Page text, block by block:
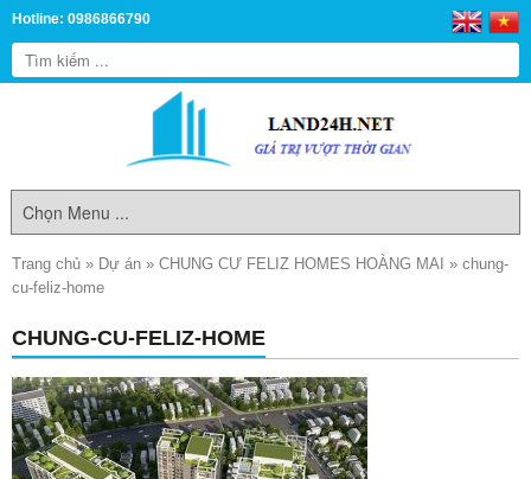
Hotline: 0986866790
Trang chủ » Dự án » CHUNG CƯ FELIZ HOMES HOÀNG MAI » chung-
cu-feliz-home
CHUNG-CU-FELIZ-HOME